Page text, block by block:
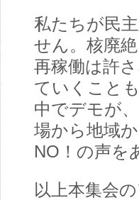
私たちが民
せん。核廃
再稼働は許
ていくこと
中でデモが
場から地域
NO！の声を
以上本集会